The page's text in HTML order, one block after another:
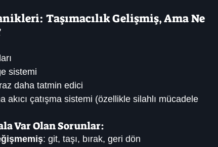
Taşımacılık Gelişmiş, Ama Ne
sistemi
daha tatmin edici
akıcı çatışma sistemi (özellikle silahlı mücadele
Var Olan Sorunlar:
: git, taşı, bırak, geri dön